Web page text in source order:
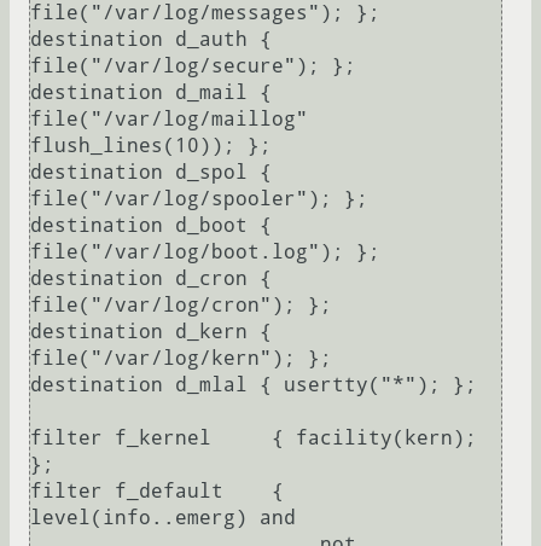
file("/var/log/messages"); };
destination d_auth {
file("/var/log/secure"); };
destination d_mail {
file("/var/log/maillog"
flush_lines(10)); };
destination d_spol {
file("/var/log/spooler"); };
destination d_boot {
file("/var/log/boot.log"); };
destination d_cron {
file("/var/log/cron"); };
destination d_kern {
file("/var/log/kern"); };
destination d_mlal { usertty("*"); };
filter f_kernel     { facility(kern);
};
filter f_default    {
level(info..emerg) and